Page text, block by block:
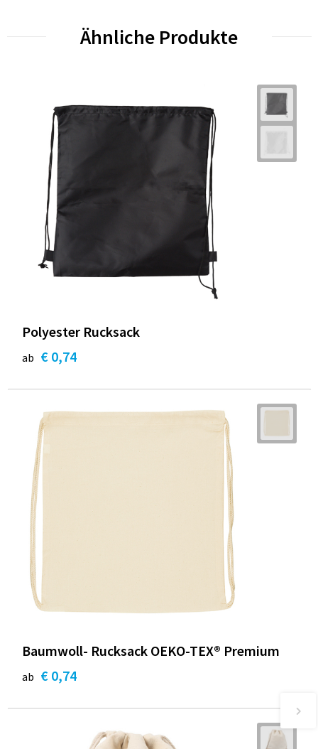
Ähnliche Produkte
Polyester Rucksack
ab € 0,74
Baumwoll- Rucksack OEKO-TEX® Premium
ab € 0,74